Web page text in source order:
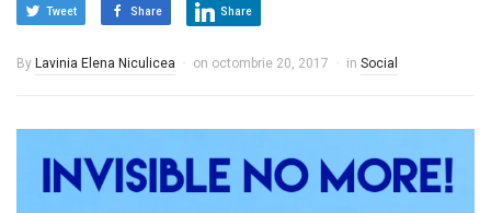
Tweet Share Share
By Lavinia Elena Niculicea on octombrie 20, 2017 in Social